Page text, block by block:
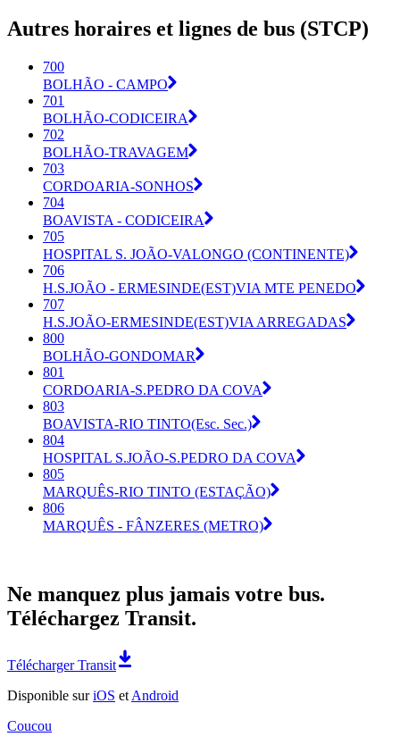
Autres horaires et lignes de bus (STCP)
700
BOLHÃO - CAMPO
701
BOLHÃO-CODICEIRA
702
BOLHÃO-TRAVAGEM
703
CORDOARIA-SONHOS
704
BOAVISTA - CODICEIRA
705
HOSPITAL S. JOÃO-VALONGO (CONTINENTE)
706
H.S.JOÃO - ERMESINDE(EST)VIA MTE PENEDO
707
H.S.JOÃO-ERMESINDE(EST)VIA ARREGADAS
800
BOLHÃO-GONDOMAR
801
CORDOARIA-S.PEDRO DA COVA
803
BOAVISTA-RIO TINTO(Esc. Sec.)
804
HOSPITAL S.JOÃO-S.PEDRO DA COVA
805
MARQUÊS-RIO TINTO (ESTAÇÃO)
806
MARQUÊS - FÂNZERES (METRO)
Ne manquez plus jamais votre bus.
Téléchargez Transit.
Télécharger Transit
Disponible suriOS et Android
Coucou